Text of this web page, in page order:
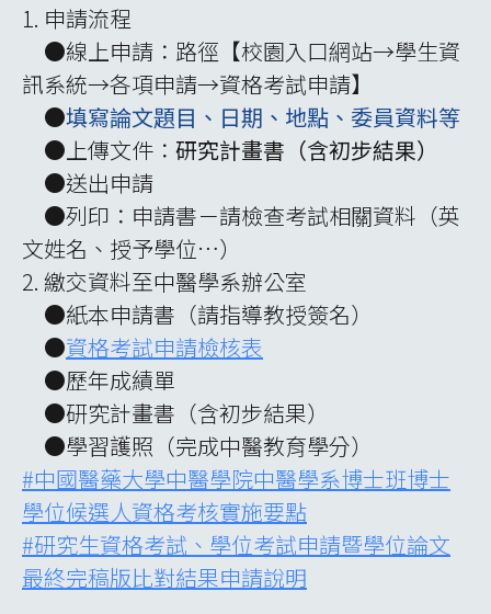
1. 申請流程
●線上申請：路徑【校園入口網站→學生資
訊系統→各項申請→資格考試申請】
●填寫論文題目、日期、地點、委員資料等
●上傳文件： 研究計畫書（含初步結果）
●送出申請
●列印：申請書－請檢查考試相關資料（英
文姓名、授予學位…）
2. 繳交資料至中醫學系辦公室
●紙本申請書（請指導教授簽名）
●資格考試申請檢核表
●歷年成績單
●研究計畫書（含初步結果）
●學習護照（完成中醫教育學分）
#中國醫藥大學中醫學院中醫學系博士班博士
學位候選人資格考核實施要點
#研究生資格考試、學位考試申請暨學位論文
最終完稿版比對結果申請說明